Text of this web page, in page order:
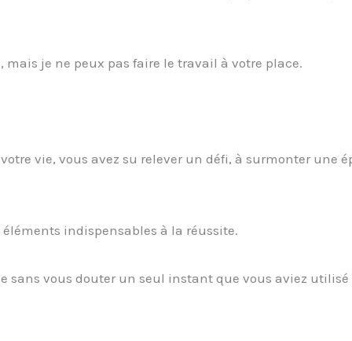
mais je ne peux pas faire le travail à votre place.
vie, vous avez su relever un défi, à surmonter une
indispensables à la réussite.
sans vous douter un seul instant que vous aviez